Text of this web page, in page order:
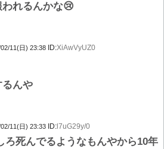
れるんかな😢
11(日) 23:38 ID:XiAwVyUZ0
んや
11(日) 23:33 ID: l7uG29y/0
ろ死んでるようなもんやから10年